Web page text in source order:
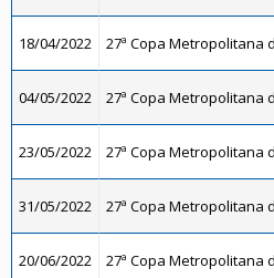
18/04/2022 27ª Copa Metropolitana
04/05/2022 27ª Copa Metropolitana
23/05/2022 27ª Copa Metropolitana
31/05/2022 27ª Copa Metropolitana
20/06/2022 27ª Copa Metropolitana